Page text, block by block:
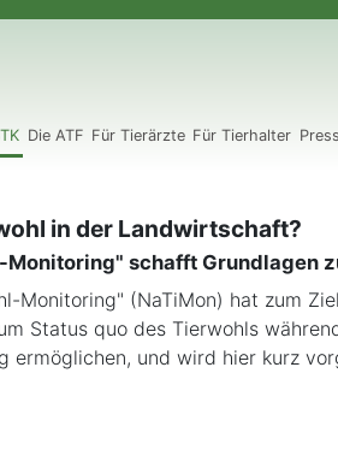
Die ATF Für Tierärzte Für Tierhalter
in der Landwirtschaft?
schafft Grundlagen
Monitoring" (NaTiMon) hat zum
Status quo des Tierwohls
ermöglichen, und wird hier kurz